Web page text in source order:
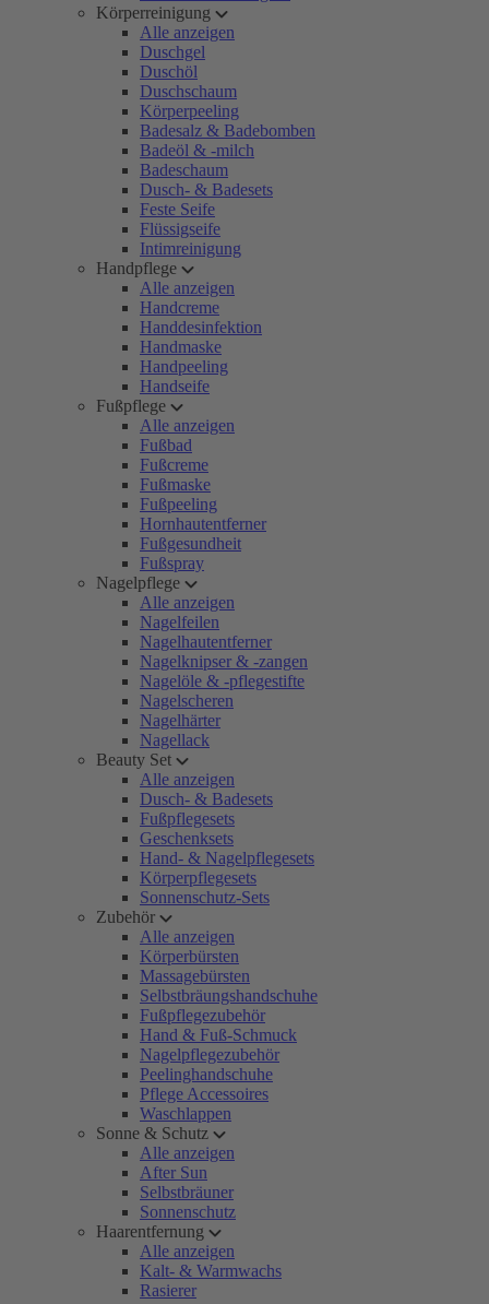
Körperreinigung
Alle anzeigen
Duschgel
Duschöl
Duschschaum
Körperpeeling
Badesalz & Badebomben
Badeöl & -milch
Badeschaum
Dusch- & Badesets
Feste Seife
Flüssigseife
Intimreinigung
Handpflege
Alle anzeigen
Handcreme
Handdesinfektion
Handmaske
Handpeeling
Handseife
Fußpflege
Alle anzeigen
Fußbad
Fußcreme
Fußmaske
Fußpeeling
Hornhautentferner
Fußgesundheit
Fußspray
Nagelpflege
Alle anzeigen
Nagelfeilen
Nagelhautentferner
Nagelknipser & -zangen
Nagelöle & -pflegestifte
Nagelscheren
Nagelhärter
Nagellack
Beauty Set
Alle anzeigen
Dusch- & Badesets
Fußpflegesets
Geschenksets
Hand- & Nagelpflegesets
Körperpflegesets
Sonnenschutz-Sets
Zubehör
Alle anzeigen
Körperbürsten
Massagebürsten
Selbstbräungshandschuhe
Fußpflegezubehör
Hand & Fuß-Schmuck
Nagelpflegezubehör
Peelinghandschuhe
Pflege Accessoires
Waschlappen
Sonne & Schutz
Alle anzeigen
After Sun
Selbstbräuner
Sonnenschutz
Haarentfernung
Alle anzeigen
Kalt- & Warmwachs
Rasierer